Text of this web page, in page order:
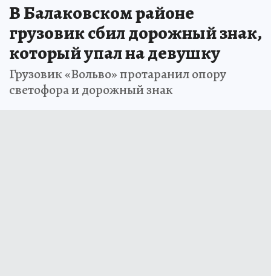
В Балаковском районе
грузовик сбил дорожный знак,
который упал на девушку
Грузовик «Вольво» протаранил опору
светофора и дорожный знак